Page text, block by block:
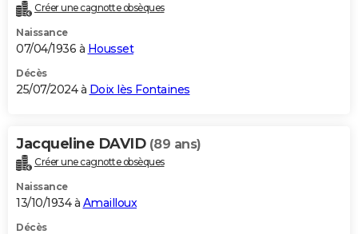
Créer une cagnotte obsèques
Naissance
07/04/1936 à Housset
Décès
25/07/2024 à Doix lès Fontaines
Jacqueline DAVID (89 ans)
Créer une cagnotte obsèques
Naissance
13/10/1934 à Amailloux
Décès